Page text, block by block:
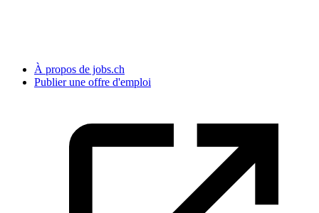
À propos de jobs.ch
Publier une offre d'emploi